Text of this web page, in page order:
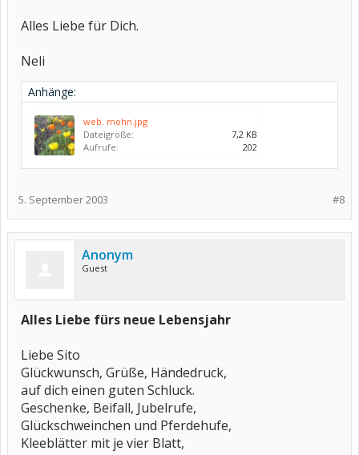
Alles Liebe für Dich.
Neli
Anhänge:
web. mohn.jpg
Dateigröße:
7,2 KB
Aufrufe:
202
#8
5. September 2003
Anonym
Guest
Alles Liebe fürs neue Lebensjahr
Liebe Sito
Glückwunsch, Grüße, Händedruck,
auf dich einen guten Schluck.
Geschenke, Beifall, Jubelrufe,
Glückschweinchen und Pferdehufe,
Kleeblätter mit je vier Blatt,